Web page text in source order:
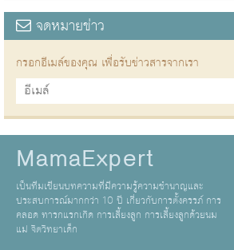
จดหมายข่าว
กรอกอีเมล์ของคุณ เพื่อรับข่าวสารจากเรา
MamaExpert
เป็นทีมเขียนบทความที่มีความรู้ความชำนาญและ
ประสบการณ์มากกว่า 10 ปี เกี่ยวกับการตั้งครรภ์ การ
คลอด ทารกแรกเกิด การเลี้ยงลูก การเลี้ยงลูกด้วยนม
แม่ จิตวิทยาเด็ก